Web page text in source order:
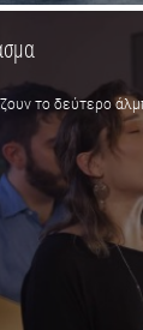
το δεύτερο